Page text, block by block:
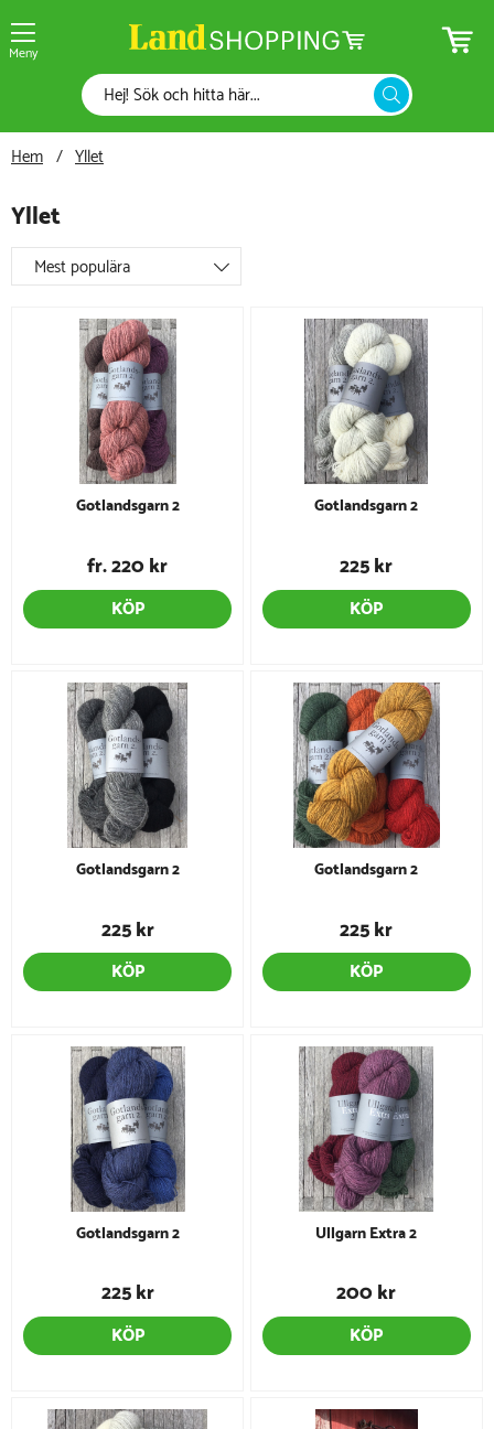
Meny
Hem Yllet
Yllet
Mest populära
Gotlandsgarn 2
fr. 220 kr
KÖP
Gotlandsgarn 2
225 kr
KÖP
Gotlandsgarn 2
225 kr
KÖP
Gotlandsgarn 2
225 kr
KÖP
Gotlandsgarn 2
225 kr
KÖP
Ullgarn Extra 2
200 kr
KÖP